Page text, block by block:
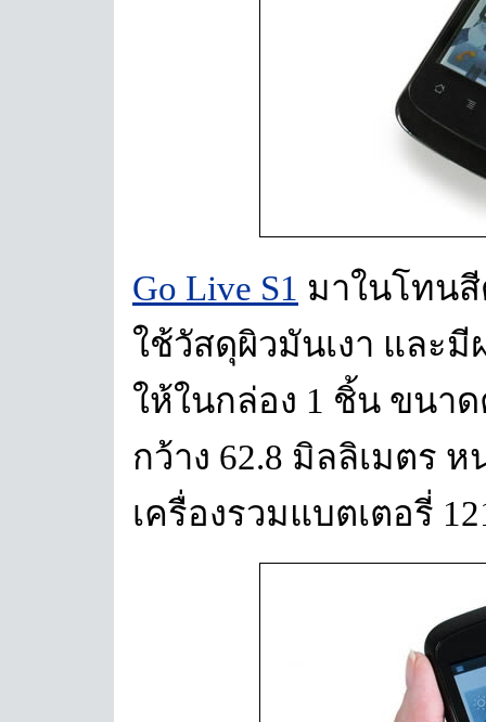
Go Live S1 มาในโทน
ใช้วัสดุผิวมันเงา และ
ให้ในกล่อง 1 ชิ้น ขนาด
กว้าง 62.8 มิลลิเมตร
เครื่องรวมแบตเตอรี่